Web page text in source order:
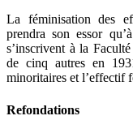
La féminisation des
prendra son essor
s’inscrivent à la
de cinq autres en
minoritaires et l’effectif
Refondations